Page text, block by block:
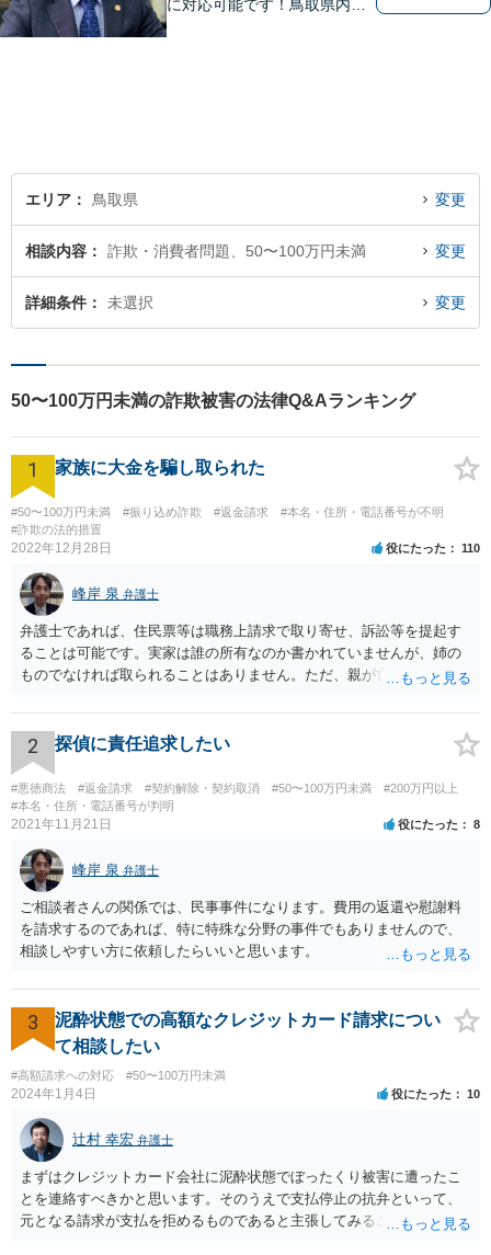
に対応可能です！鳥取県内の
エリア 鳥取県 変更
相談内容 詐欺・消費者問題、50〜100万円未満 変更
詳細条件 未選択 変更
50〜100万円未満の詐欺被害の法律Q&Aランキング
1 家族に大金を騙し取られた
#50〜100万円未満 #振り込め詐欺 #返金請求
#本名・住所・電話番号が不明
#詐欺の法的措置
2022年12月28日 役にたった 110
峰岸 泉 弁護士
弁護士であれば、住民票等は職務上請求で取り寄せ、訴訟等を提起す
ることは可能です。実家は誰の所有なのか書かれていませんが、姉の
ものでなければ取られることはありません。ただ、親が亡くなって相
いでしょう。
2 探偵に責任追求したい
#悪徳商法 #返金請求 #契約解除・契約取消 #50〜100万円未満
#200万円以上
#本名・住所・電話番号が判明
2021年11月21日 役にたった 8
峰岸 泉 弁護士
ご相談者さんの関係では、民事事件になります。費用の返還や慰謝料
を請求するのであれば、特に特殊な分野の事件でもありませんので、
相談しやすい方に依頼したらいいと思います。
3
泥酔状態での高額なクレジットカード請求につい
て相談したい
#高額請求への対応 #50〜100万円未満
2024年1月4日 役にたった 10
辻村 幸宏 弁護士
まずはクレジットカード会社に泥酔状態でぼったくり被害に遭ったこ
とを連絡すべきかと思います。そのうえで支払停止の抗弁といって、
元となる請求が支払を拒めるものであると主張してみることになるか